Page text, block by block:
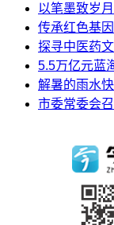
以笔墨致岁
传承红色基
探寻中医药
5.5万亿元蓝
解暑的雨水
市委常委会